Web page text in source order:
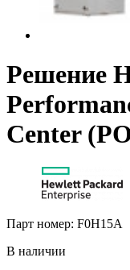
Решение
Center
Парт номер: F0H15A
В наличии